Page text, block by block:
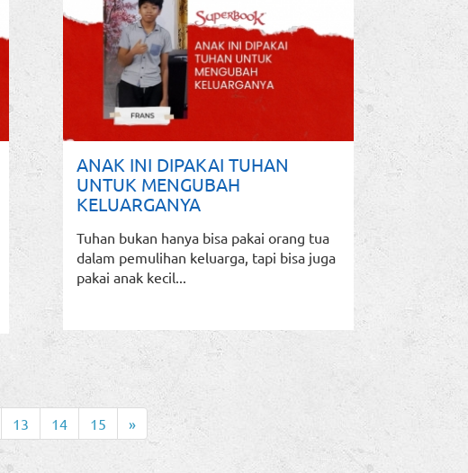
ANAK INI DIPAKAI TUHAN
UNTUK MENGUBAH
KELUARGANYA
Tuhan bukan hanya bisa pakai orang tua
dalam pemulihan keluarga, tapi bisa juga
pakai anak kecil...
13 14 15 »